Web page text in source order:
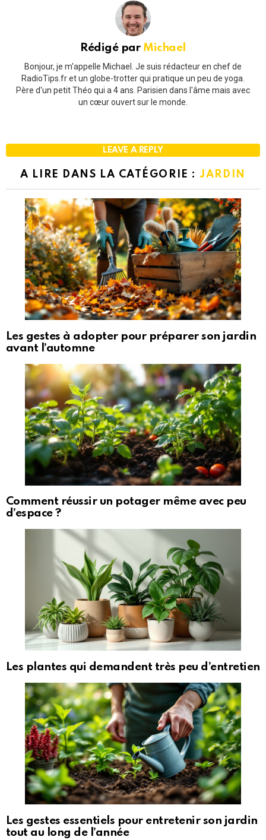
Rédigé par Michael
Bonjour, je m'appelle Michael. Je suis rédacteur en chef de
RadioTips.fr et un globe-trotter qui pratique un peu de yoga.
Père d'un petit Théo qui a 4 ans. Parisien dans l'âme mais avec
un cœur ouvert sur le monde.
LEAVE A REPLY
A LIRE DANS LA CATÉGORIE :JARDIN
Les gestes à adopter pour préparer son jardin
avant l’automne
Comment réussir un potager même avec peu
d’espace ?
Les plantes qui demandent très peu d’entretien
Les gestes essentiels pour entretenir son jardin
tout au long de l’année